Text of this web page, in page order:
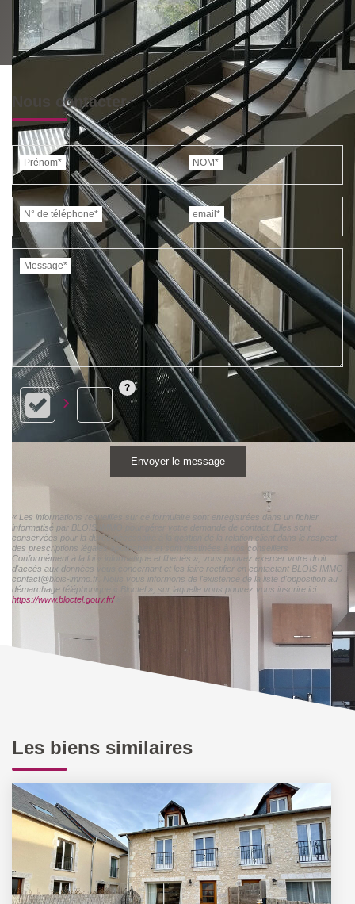
Nous contacter
Prénom* NOM*
N° de téléphone* email*
Message*
Envoyer le message
« Les informations recueillies sur ce formulaire sont enregistrées dans un fichier
informatisé par BLOIS IMMO pour gérer votre demande de contact. Elles sont
conservées pour la durée nécessaire à la gestion de la relation client dans le respect
des prescriptions légales applicables et sont destinées à nos conseillers
Conformément à la loi « informatique et libertés », vous pouvez exercer votre droit
d'accès aux données vous concernant et les faire rectifier en contactant BLOIS IMMO
contact@blois-immo.fr. Nous vous informons de l'existence de la liste d'opposition au
démarchage téléphonique « Bloctel », sur laquelle vous pouvez vous inscrire ici :
https://www.bloctel.gouv.fr/»
Les biens similaires